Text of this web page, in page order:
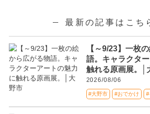
最新の記事はこち
【～9/23】一枚
語。キャラクタ
触れる原画展。│
2026/08/06
#大野市 #おでかけ #